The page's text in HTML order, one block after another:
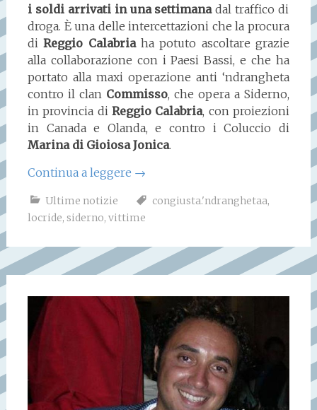
i soldi arrivati in una settimanadal traffico di
droga. È una delle intercettazioni che la procura
diReggio Calabriaha potuto ascoltare grazie
alla collaborazione con i Paesi Bassi, e che ha
portato alla maxi operazione anti ‘ndrangheta
contro il clan Commisso, che opera a Siderno,
in provincia di Reggio Calabria, con proiezioni
in Canada e Olanda, e contro i Coluccio di
Marina di Gioiosa Jonica.
Continua a leggere →
Ultime notizie congiusta.'ndranghetaa,
locride, siderno, vittime